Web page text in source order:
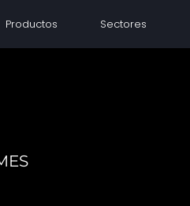
Productos Sectores